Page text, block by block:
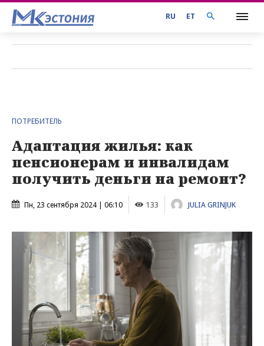
RU ET
ПОТРЕБИТЕЛЬ
Адаптация жилья: как
пенсионерам и инвалидам
получить деньги на ремонт?
Пн, 23 сентября 2024 | 06:10 133 JULIA GRINJUK